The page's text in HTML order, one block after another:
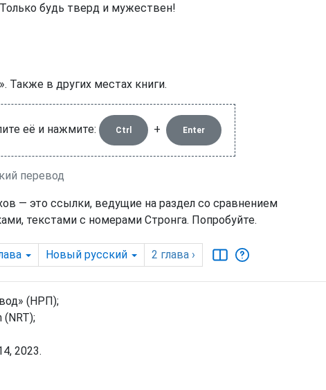
будь тверд и мужествен!
Также в других местах книги.
её и нажмите: Ctrl + Enter
перевод
— это ссылки, ведущие на раздел со сравнением
текстами с номерами Стронга. Попробуйте.
Новый русский 2 глава ›
(НРП);
(NRT);
2023.